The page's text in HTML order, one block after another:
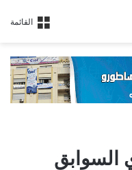
القائمة